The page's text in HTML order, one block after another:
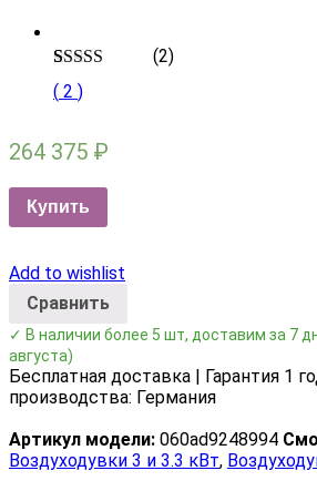
Rated
out of 5
2
ratings
(2)
( 2 )
264 375 ₽
Купить
Add to wishlist
Сравнить
✓ В наличии более 5 шт, доставим за 7
августа)
Бесплатная доставка | Гарантия 1
производства: Германия
Артикул модели: 060ad9248994
Воздуходувки 3 и 3.3 кВт,